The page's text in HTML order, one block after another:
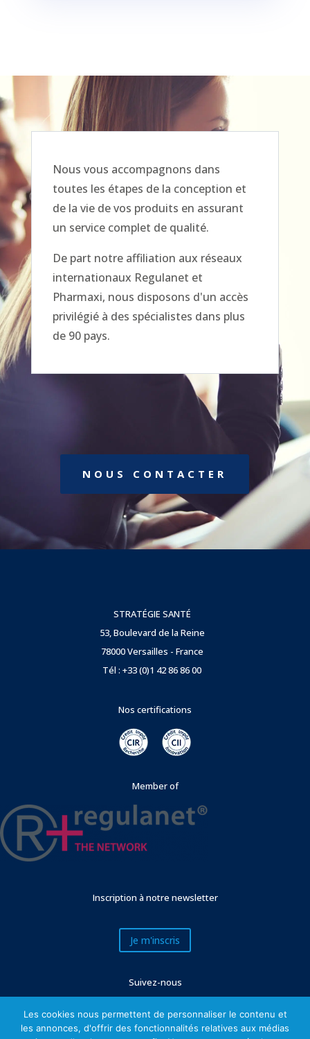
Nous vous accompagnons dans
toutes les étapes de la conception et
de la vie de vos produits en assurant
un service complet de qualité.
De part notre affiliation aux réseaux
internationaux Regulanet et
Pharmaxi, nous disposons d'un accès
privilégié à des spécialistes dans plus
de 90 pays.
NOUS CONTACTER
STRATÉGIE SANTÉ
53, Boulevard de la Reine
78000 Versailles - France
Tél : +33 (0)1 42 86 86 00
Nos certifications
Member of
Inscription à notre newsletter
Je m'inscris
Suivez-nous
Les cookies nous permettent de personnaliser le contenu et
les annonces, d'offrir des fonctionnalités relatives aux médias